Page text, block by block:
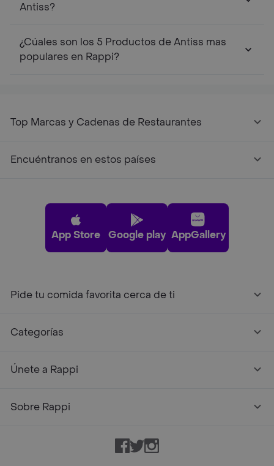
Antiss?
¿Cúales son los 5 Productos de Antiss mas
populares en Rappi?
Top Marcas y Cadenas de Restaurantes
Encuéntranos en estos países
App Store Google play AppGallery
Pide tu comida favorita cerca de ti
Categorías
Únete a Rappi
Sobre Rappi
Facebook
TwitterInstagram